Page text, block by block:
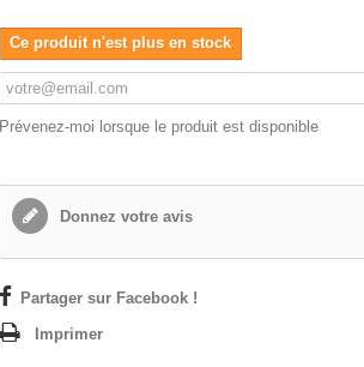
Ce produit n'est plus en stock
Prévenez-moi lorsque le produit est disponible
Donnez votre avis
Partager sur Facebook !
Imprimer